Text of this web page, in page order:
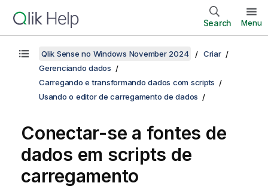
Search Menu
Qlik Sense no Windows November 2024
Criar
Gerenciando dados
Carregando e transformando dados com scripts
Usando o editor de carregamento de dados
Conectar-se a fontes de
dados em scripts de
carregamento